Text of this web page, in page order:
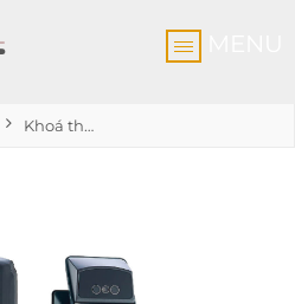
Khoá thông minh nhận diện khuôn mặt SL919 MG